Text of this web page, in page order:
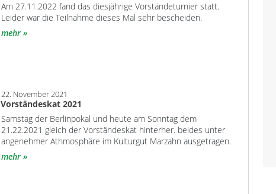
Am 27.11.2022 fand das diesjährige Vorständeturnier statt.
Leider war die Teilnahme dieses Mal sehr bescheiden.
mehr
22. November 2021
Vorständeskat 2021
Samstag der Berlinpokal und heute am Sonntag dem
21.22.2021 gleich der Vorständeskat hinterher. beides unter
angenehmer Athmosphäre im Kulturgut Marzahn ausgetragen.
mehr